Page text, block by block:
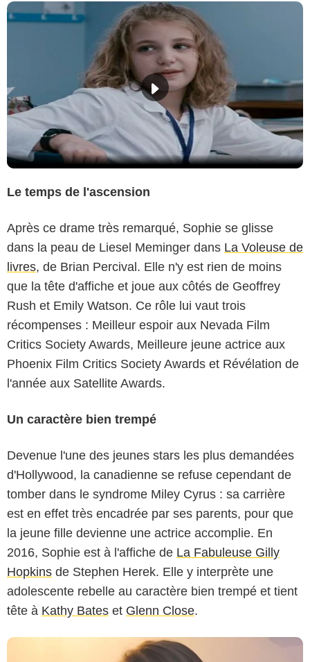
Le temps de l'ascension
Après ce drame très remarqué, Sophie se glisse
dans la peau de Liesel Meminger dans La Voleuse de
livres, de Brian Percival. Elle n'y est rien de moins
que la tête d'affiche et joue aux côtés de Geoffrey
Rush et Emily Watson. Ce rôle lui vaut trois
récompenses : Meilleur espoir aux Nevada Film
Critics Society Awards, Meilleure jeune actrice aux
Phoenix Film Critics Society Awards et Révélation de
l'année aux Satellite Awards.
Un caractère bien trempé
Devenue l'une des jeunes stars les plus demandées
d'Hollywood, la canadienne se refuse cependant de
tomber dans le syndrome Miley Cyrus : sa carrière
est en effet très encadrée par ses parents, pour que
la jeune fille devienne une actrice accomplie. En
2016, Sophie est à l'affiche de La Fabuleuse Gilly
Hopkins de Stephen Herek. Elle y interprète une
adolescente rebelle au caractère bien trempé et tient
tête à Kathy Bates et Glenn Close.